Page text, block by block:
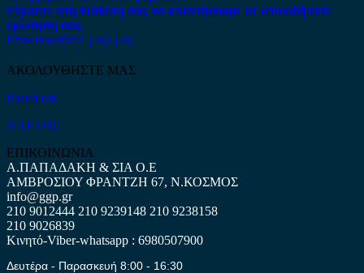
Είμαστε στη διάθεση σας να απαντήσουμε σε οποιαδήποτε
ερώτηση σας.
Επικοινωνήστε μαζί μας
ΑΚΟΛΟΥΘΗΣΤΕ ΜΑΣ
Facebook
ΧΑΡΤΗΣ
ΕΠΙΚΟΙΝΩΝΙΑ
Α.ΠΑΠΑΔΑΚΗ & ΣΙΑ Ο.Ε
ΑΜΒΡΟΣΙΟΥ ΦΡΑΝΤΖΗ 67, Ν.ΚΟΣΜΟΣ
info@ggp.gr
210 9012444 210 9239148 210 9238158
210 9026839
Κινητό-Viber-whatsapp : 6980507900
Δευτέρα - Παρασκευή 8:00 - 16:30